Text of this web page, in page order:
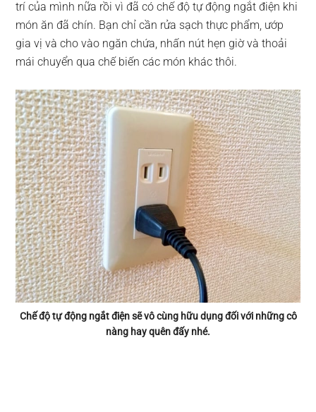
trí của mình nữa rồi vì đã có chế độ tự động ngắt điện khi
món ăn đã chín. Bạn chỉ cần rửa sạch thực phẩm, ướp
gia vị và cho vào ngăn chứa, nhấn nút hẹn giờ và thoải
mái chuyển qua chế biến các món khác thôi.
Chế độ tự động ngắt điện sẽ vô cùng hữu dụng đối với những cô
nàng hay quên đấy nhé.